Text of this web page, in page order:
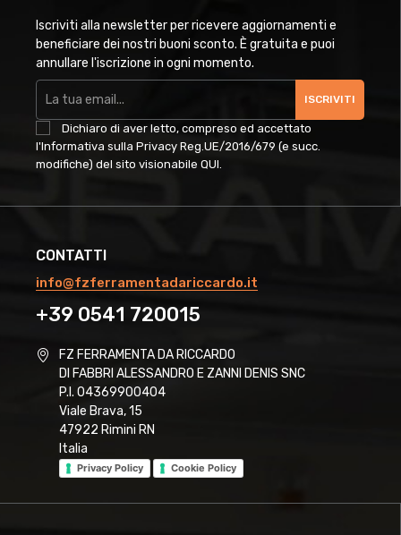
Iscriviti alla newsletter per ricevere aggiornamenti e
beneficiare dei nostri buoni sconto. È gratuita e puoi
annullare l'iscrizione in ogni momento.
ISCRIVITI
Dichiaro di aver letto, compreso ed accettato
l'Informativa sulla Privacy Reg.UE/2016/679 (e succ.
modifiche) del sito visionabile QUI
CONTATTI
info@fzferramentadariccardo.it
+39 0541 720015
FZ FERRAMENTA DA RICCARDO
DI FABBRI ALESSANDRO E ZANNI DENIS SNC
P.I. 04369900404
Viale Brava, 15
47922 Rimini RN
Italia
Privacy Policy Cookie Policy